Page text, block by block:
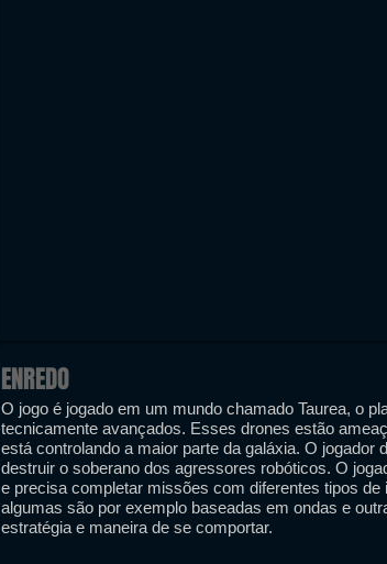
ENREDO
O jogo é jogado em um mundo chamado Taurea, o
tecnicamente avançados. Esses drones estão
está controlando a maior parte da galáxia. O jogador
destruir o soberano dos agressores robóticos. O
e precisa completar missões com diferentes tipos
algumas são por exemplo baseadas em ondas e
estratégia e maneira de se comportar.